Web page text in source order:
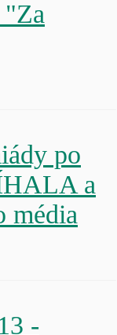
po
a
média
-